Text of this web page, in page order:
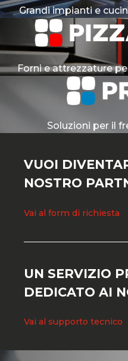
Grandi impianti e
Forni e attrezzature
Soluzioni per il
VUOI
NOSTRO
Vai al form di richiesta
UN SERVIZIO
DEDICATO AI
Vai al supporto tecnico